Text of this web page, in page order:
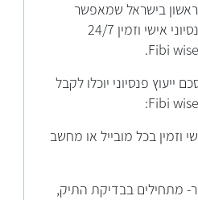
בישראל שמאפשר
ללקוחותיו לקבל ייעוץ פנסיוני אישי וזמין 24/7
ייעוץ פנסיוני יוכלו לקבל
וזמין בכל מובייל או מחשב
מתחילים בבדיקת התיק,